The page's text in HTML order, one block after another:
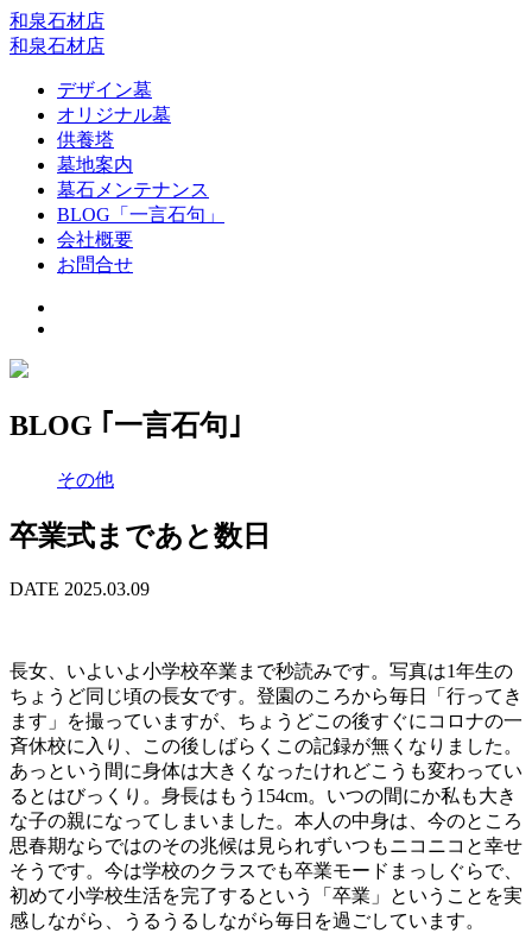
和泉石材店
和泉石材店
デザイン墓
オリジナル墓
供養塔
墓地案内
墓石メンテナンス
BLOG「一言石句」
会社概要
お問合せ
BLOG ｢一言石句｣
その他
卒業式まであと数日
DATE 2025.03.09
長女、いよいよ小学校卒業まで秒読みです。写真は1年生の
ちょうど同じ頃の長女です。登園のころから毎日「行ってき
ます」を撮っていますが、ちょうどこの後すぐにコロナの一
斉休校に入り、この後しばらくこの記録が無くなりました。
あっという間に身体は大きくなったけれどこうも変わってい
るとはびっくり。身長はもう154cm。いつの間にか私も大き
な子の親になってしまいました。本人の中身は、今のところ
思春期ならではのその兆候は見られずいつもニコニコと幸せ
そうです。今は学校のクラスでも卒業モードまっしぐらで、
初めて小学校生活を完了するという「卒業」ということを実
感しながら、うるうるしながら毎日を過ごしています。